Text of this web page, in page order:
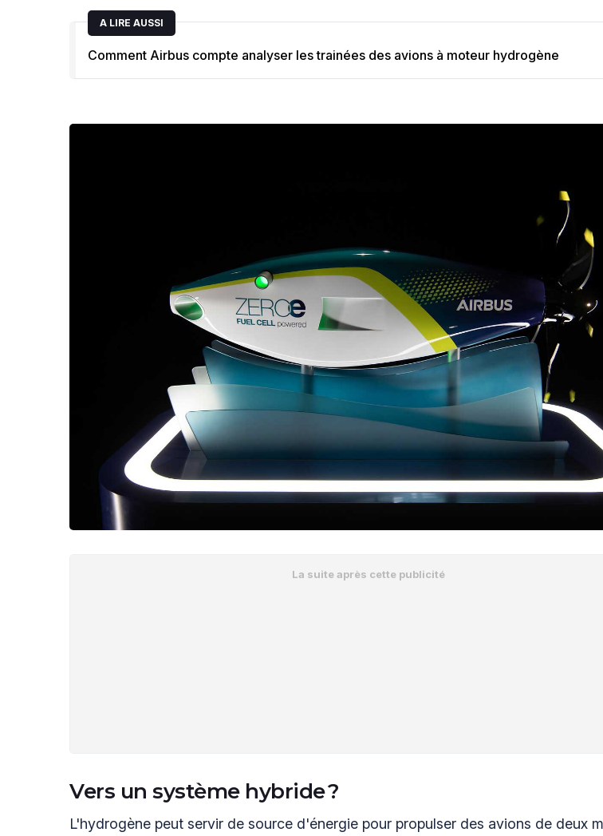
A LIRE AUSSI
Comment Airbus compte analyser les trainées des avions à moteur hydrogène
Vers un système hybride ?
L'hydrogène peut servir de source d'énergie pour propulser des avions de deux